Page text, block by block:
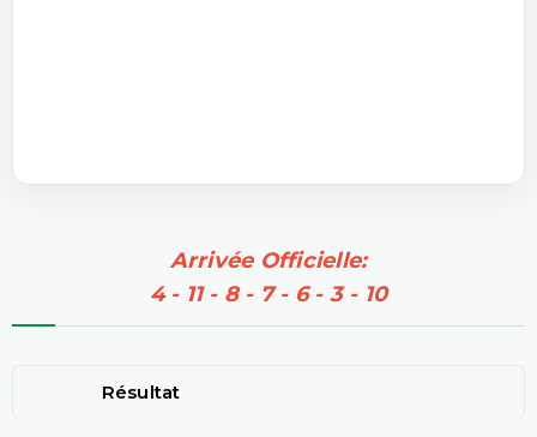
Arrivée Officielle:
4 - 11 - 8 - 7 - 6 - 3 - 10
Résultat